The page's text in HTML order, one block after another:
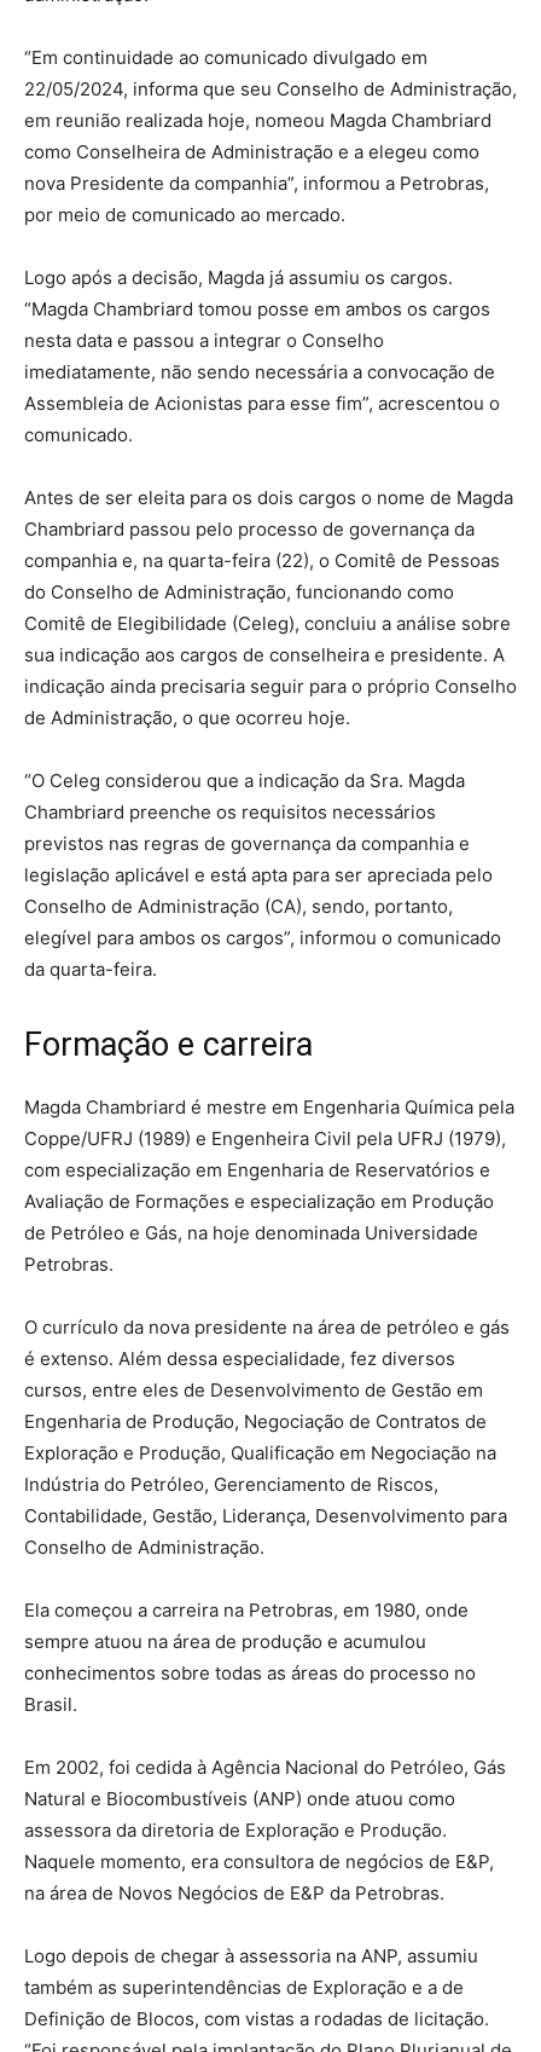
“Em continuidade ao comunicado divulgado em
22/05/2024, informa que seu Conselho de Administração,
em reunião realizada hoje, nomeou Magda Chambriard
como Conselheira de Administração e a elegeu como
nova Presidente da companhia”, informou a Petrobras,
por meio de comunicado ao mercado.
Logo após a decisão, Magda já assumiu os cargos.
“Magda Chambriard tomou posse em ambos os cargos
nesta data e passou a integrar o Conselho
imediatamente, não sendo necessária a convocação de
Assembleia de Acionistas para esse fim”, acrescentou o
comunicado.
Antes de ser eleita para os dois cargos o nome de Magda
Chambriard passou pelo processo de governança da
companhia e, na quarta-feira (22), o Comitê de Pessoas
do Conselho de Administração, funcionando como
Comitê de Elegibilidade (Celeg), concluiu a análise sobre
sua indicação aos cargos de conselheira e presidente. A
indicação ainda precisaria seguir para o próprio Conselho
de Administração, o que ocorreu hoje.
“O Celeg considerou que a indicação da Sra. Magda
Chambriard preenche os requisitos necessários
previstos nas regras de governança da companhia e
legislação aplicável e está apta para ser apreciada pelo
Conselho de Administração (CA), sendo, portanto,
elegível para ambos os cargos”, informou o comunicado
da quarta-feira.
Formação e carreira
Magda Chambriard é mestre em Engenharia Química pela
Coppe/UFRJ (1989) e Engenheira Civil pela UFRJ (1979),
com especialização em Engenharia de Reservatórios e
Avaliação de Formações e especialização em Produção
de Petróleo e Gás, na hoje denominada Universidade
Petrobras.
O currículo da nova presidente na área de petróleo e gás
é extenso. Além dessa especialidade, fez diversos
cursos, entre eles de Desenvolvimento de Gestão em
Engenharia de Produção, Negociação de Contratos de
Exploração e Produção, Qualificação em Negociação na
Indústria do Petróleo, Gerenciamento de Riscos,
Contabilidade, Gestão, Liderança, Desenvolvimento para
Conselho de Administração.
Ela começou a carreira na Petrobras, em 1980, onde
sempre atuou na área de produção e acumulou
conhecimentos sobre todas as áreas do processo no
Brasil.
Em 2002, foi cedida à Agência Nacional do Petróleo, Gás
Natural e Biocombustíveis (ANP) onde atuou como
assessora da diretoria de Exploração e Produção.
Naquele momento, era consultora de negócios de E&P,
na área de Novos Negócios de E&P da Petrobras.
Logo depois de chegar à assessoria na ANP, assumiu
também as superintendências de Exploração e a de
Definição de Blocos, com vistas a rodadas de licitação.